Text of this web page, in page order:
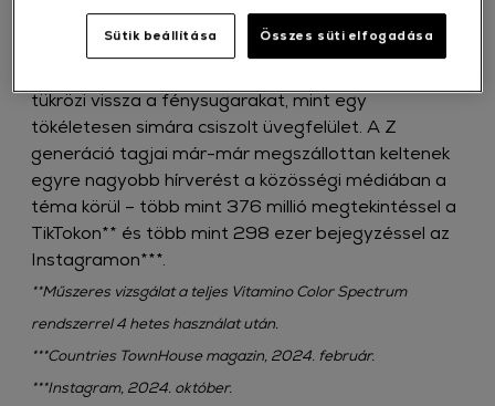
egészen új magasságokba emeli. Az új
megközelítés egy maximálisan letisztult és
tükrözi vissza a fénysugarakat, mint egy
tökéletesen simára csiszolt üvegfelület. A Z
generáció tagjai már-már megszállottan keltenek
egyre nagyobb hírverést a közösségi médiában a
téma körül – több mint 376 millió megtekintéssel a
TikTokon** és több mint 298 ezer bejegyzéssel az
Instagramon***.
**Műszeres vizsgálat a teljes Vitamino Color Spectrum
rendszerrel 4 hetes használat után.​
***Countries TownHouse magazin, 2024. február.
***Instagram, 2024. október.
Sütik beállítása Összes süti elfogadása